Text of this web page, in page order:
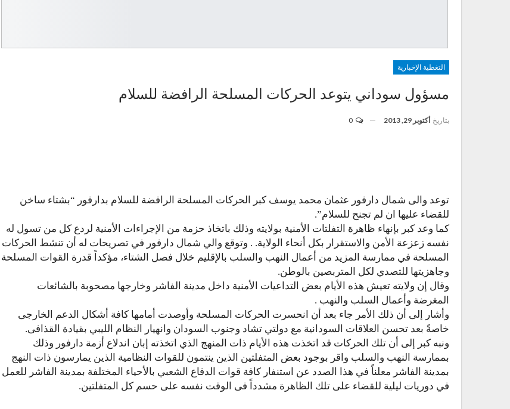
التغطية الإخبارية
مسؤول سوداني يتوعد الحركات المسلحة الرافضة للسلام
بتاريخ أكتوبر 29, 2013
توعد والى شمال دارفور عثمان محمد يوسف كبر الحركات المسلحة الرافضة للسلام بدارفور “بشتاء ساخن
للقضاء عليها ان لم تجنح للسلام”.
كما وعد كبر بإنهاء ظاهرة التفلتات الأمنية بولايته وذلك باتخاذ حزمة من الإجراءات الأمنية لردع كل من تسول له
نفسه زعزعة الأمن والاستقرار بكل أنحاء الولاية. . وتوقع والي شمال دارفور في تصريحات له أن تنشط الحركات
المسلحة في ممارسة المزيد من أعمال النهب والسلب بالإقليم خلال فصل الشتاء، مؤكداً قدرة القوات المسلحة
وجاهزيتها للتصدي لكل المتربصين بالوطن.
وقال إن ولايته تعيش هذه الأيام بعض التداعيات الأمنية داخل مدينة الفاشر وخارجها مصحوبة بالشائعات
المغرضة وأعمال السلب والنهب .
وأشار إلى أن ذلك الأمر جاء بعد أن انحسرت الحركات المسلحة وأوصدت أمامها كافة أشكال الدعم الخارجى
خاصةً بعد تحسن العلاقات السودانية مع دولتي تشاد وجنوب السودان وانهيار النظام الليبي بقيادة القذافى.
ونبه كبر إلى أن تلك الحركات قد اتخذت هذه الأيام ذات المنهج الذي اتخذته إبان اندلاع أزمة دارفور وذلك
بممارسة النهب والسلب واقر بوجود بعض المتفلتين الذين ينتمون للقوات النظامية الذين يمارسون ذات النهج
بمدينة الفاشر معلناً في هذا الصدد عن استنفار كافة قوات الدفاع الشعبي بالأحياء المختلفة بمدينة الفاشر للعمل
في دوريات ليلية للقضاء على تلك الظاهرة مشدداً فى الوقت نفسه على حسم كل المتفلتين.